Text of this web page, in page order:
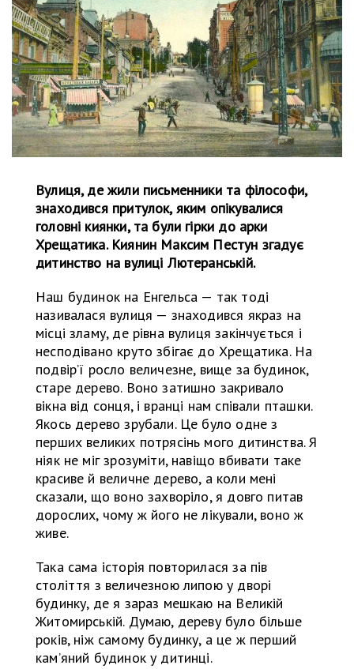
Вулиця, де жили письменники та філософи,
знаходився притулок, яким опікувалися
головні киянки, та були гірки до арки
Хрещатика. Киянин Максим Пестун згадує
дитинство на вулиці Лютеранській.
Наш будинок на Енгельса — так тоді
називалася вулиця — знаходився якраз на
місці зламу, де рівна вулиця закінчується і
несподівано круто збігає до Хрещатика. На
подвірʼї росло величезне, вище за будинок,
старе дерево. Воно затишно закривало
вікна від сонця, і вранці нам співали пташки.
Якось дерево зрубали. Це було одне з
перших великих потрясінь мого дитинства. Я
ніяк не міг зрозуміти, навіщо вбивати таке
красиве й величне дерево, а коли мені
сказали, що воно захворіло, я довго питав
дорослих, чому ж його не лікували, воно ж
живе.
Така сама історія повторилася за пів
століття з величезною липою у дворі
будинку, де я зараз мешкаю на Великій
Житомирській. Думаю, дереву було більше
років, ніж самому будинку, а це ж перший
камʼяний будинок у дитинці.